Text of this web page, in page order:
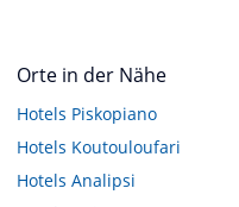
Orte in der Nähe
Hotels Piskopiano
Hotels Koutouloufari
Hotels Analipsi